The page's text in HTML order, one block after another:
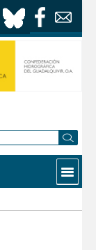
Contactar